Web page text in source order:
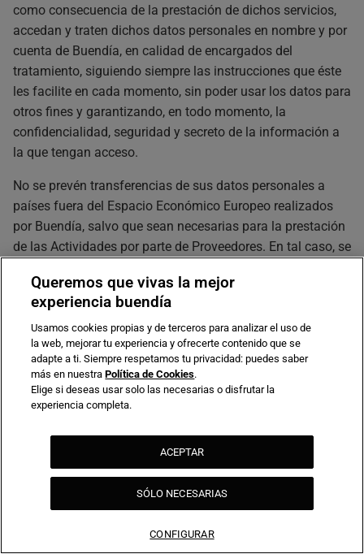
como consecuencia de la prestación de dichos servicios,
accedan y traten dichos datos personales en nombre y por
cuenta de Buendía, en calidad de encargados del
tratamiento, siguiendo siempre las instrucciones que éste
les facilite en cada momento, sin poder usar los datos para
otros fines y garantizando, en todo momento, la
confidencialidad, seguridad y secreto de la información a
la que tengan acceso.
No se prevén transferencias de sus datos personales a
países fuera del Espacio Económico Europeo realizados
por Buendía, salvo que sean necesarias para la prestación
de las Actividades por parte de Proveedores. En tal caso, se
contractuales oportunas para garantizar un mismo nivel
de protección que el brindado dentro del Espacio
Económico Europeo. Sin embargo, es posible que
proveedores como Google, Cloudtalk, Stripe y Trustpilot
puedan realizar transferencias internacionales de datos,
especialmente a Estados Unidos. Puede consultar en sus
políticas de privacidad (incluidas en las cláusulas 3.3
emplean al realizar esas transferencias.
5. Ejercicio de derechos
Puede ejercer en cualquier momento sus derechos de
Queremos que vivas la mejor
experiencia buendía
Usamos cookies propias y de terceros para analizar el uso de
la web, mejorar tu experiencia y ofrecerte contenido que se
adapte a ti. Siempre respetamos tu privacidad: puedes saber
más en nuestraPolítica de Cookies.
Elige si deseas usar solo las necesarias o disfrutar la
experiencia completa.
ACEPTAR
SÓLO NECESARIAS
CONFIGURAR